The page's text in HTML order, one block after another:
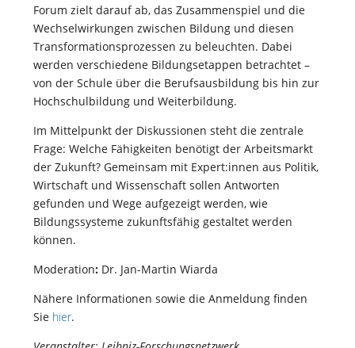
Forum zielt darauf ab, das Zusammenspiel und die
Wechselwirkungen zwischen Bildung und diesen
Transformationsprozessen zu beleuchten. Dabei
werden verschiedene Bildungsetappen betrachtet –
von der Schule über die Berufsausbildung bis hin zur
Hochschulbildung und Weiterbildung.
Im Mittelpunkt der Diskussionen steht die zentrale
Frage: Welche Fähigkeiten benötigt der Arbeitsmarkt
der Zukunft? Gemeinsam mit Expert:innen aus Politik,
Wirtschaft und Wissenschaft sollen Antworten
gefunden und Wege aufgezeigt werden, wie
Bildungssysteme zukunftsfähig gestaltet werden
können.
Moderation: Dr. Jan-Martin Wiarda
Nähere Informationen sowie die Anmeldung finden
Sie hier.